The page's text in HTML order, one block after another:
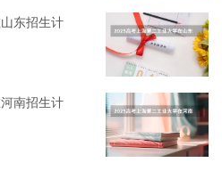
东招生计
南招生计